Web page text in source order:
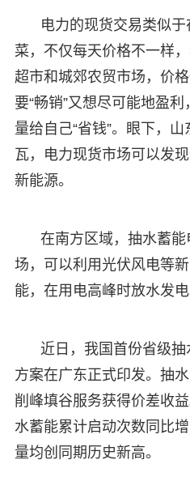
电力的现货交易类似
菜，不仅每天价格不一样
超市和城郊农贸市场，价
要“畅销”又想尽可能地盈
量给自己“省钱”。眼下，
瓦，电力现货市场可以发
新能源。
在南方区域，抽水蓄
场，可以利用光伏风电等
能，在用电高峰时放水发电
近日，我国首份省级
方案在广东正式印发。抽
削峰填谷服务获得价差收
水蓄能累计启动次数同比
量均创同期历史新高。